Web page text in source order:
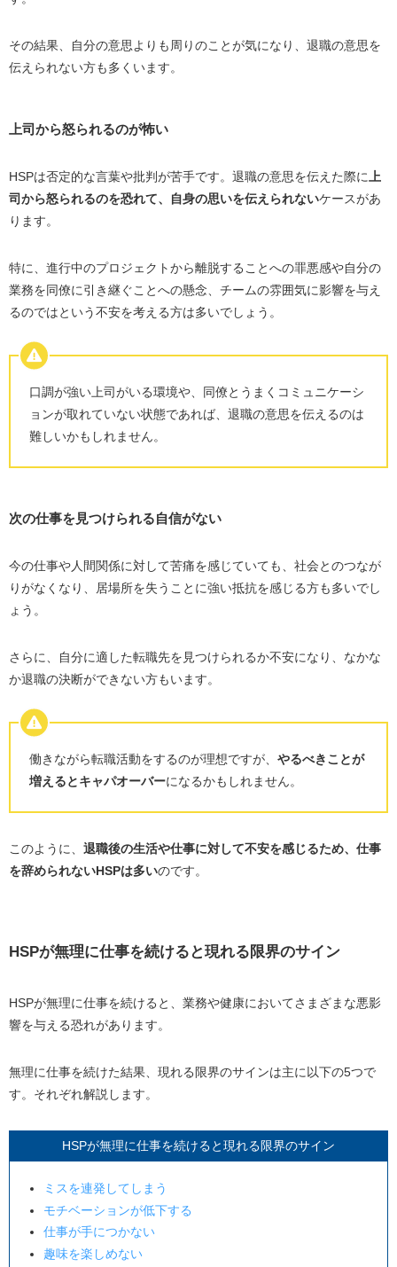
その結果、自分の意思よりも周りのことが気になり、退職の意思を
伝えられない方も多くいます。
上司から怒られるのが怖い
HSPは否定的な言葉や批判が苦手です。退職の意思を伝えた際に上
司から怒られるのを恐れて、自身の思いを伝えられないケースがあ
ります。
特に、進行中のプロジェクトから離脱することへの罪悪感や自分の
業務を同僚に引き継ぐことへの懸念、チームの雰囲気に影響を与え
るのではという不安を考える方は多いでしょう。
口調が強い上司がいる環境や、同僚とうまくコミュニケーシ
ョンが取れていない状態であれば、退職の意思を伝えるのは
難しいかもしれません。
次の仕事を見つけられる自信がない
今の仕事や人間関係に対して苦痛を感じていても、社会とのつなが
りがなくなり、居場所を失うことに強い抵抗を感じる方も多いでし
ょう。
さらに、自分に適した転職先を見つけられるか不安になり、なかな
か退職の決断ができない方もいます。
働きながら転職活動をするのが理想ですが、 やるべきことが
増えるとキャパオーバーになるかもしれません。
このように、 退職後の生活や仕事に対して不安を感じるため、仕事
を辞められないHSPは多いのです。
HSPが無理に仕事を続けると現れる限界のサイン
HSPが無理に仕事を続けると、業務や健康においてさまざまな悪影
響を与える恐れがあります。
無理に仕事を続けた結果、現れる限界のサインは主に以下の5つで
す。それぞれ解説します。
HSPが無理に仕事を続けると現れる限界のサイン
ミスを連発してしまう
モチベーションが低下する
仕事が手につかない
趣味を楽しめない